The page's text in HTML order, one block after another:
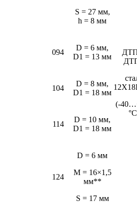
(-
S = 27 мм,
h = 8 мм
094
D = 6 мм,
D1 = 13 мм
104
D = 8 мм,
D1 = 18 мм
114
D = 10 мм,
D1 = 18 мм
124
D = 6 мм
M = 16×1,5
мм**
S = 17 мм